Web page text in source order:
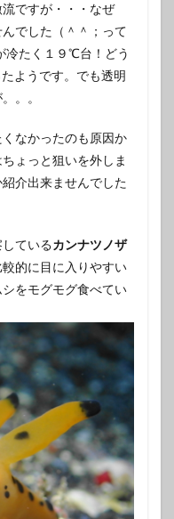
ですが・・・なぜ
でした（＾＾；って
冷たく１９℃台！どう
ようです。でも透明
。。
なかったのも原因か
ょっと狙いを外しま
介出来ませんでした
ているカンナツノザ
的に目に入りやすい
をモグモグ食べてい